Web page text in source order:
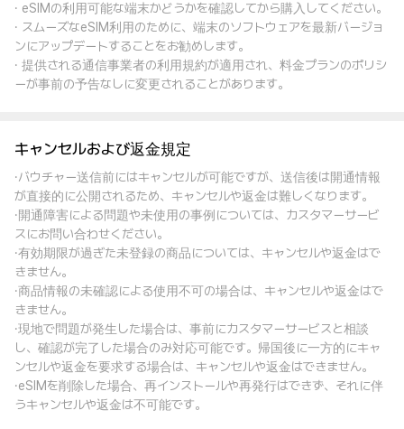
· eSIMの利用可能な端末かどうかを確認してから購入してください。
· スムーズなeSIM利用のために、端末のソフトウェアを最新バージョ
ンにアップデートすることをお勧めします。
· 提供される通信事業者の利用規約が適用され、料金プランのポリシ
ーが事前の予告なしに変更されることがあります。
キャンセルおよび返金規定
·バウチャー送信前にはキャンセルが可能ですが、送信後は開通情報
が直接的に公開されるため、キャンセルや返金は難しくなります。
·開通障害による問題や未使用の事例については、カスタマーサービ
スにお問い合わせください。
·有効期限が過ぎた未登録の商品については、キャンセルや返金はで
きません。
·商品情報の未確認による使用不可の場合は、キャンセルや返金はで
きません。
·現地で問題が発生した場合は、事前にカスタマーサービスと相談
し、確認が完了した場合のみ対応可能です。帰国後に一方的にキャ
ンセルや返金を要求する場合は、キャンセルや返金はできません。
·eSIMを削除した場合、再インストールや再発行はできず、それに伴
うキャンセルや返金は不可能です。